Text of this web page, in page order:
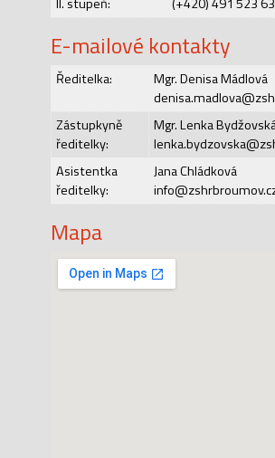
E-mailové kontakty
Ředitelka:
Mgr. Denisa Mádlová
Zástupkyně
ředitelky:
Mgr. Lenka
Asistentka
ředitelky:
Jana Chládková
Mapa